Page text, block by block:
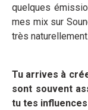
quelques
mes mix sur
très naturellement.
Tu arrives à
sont souvent
tu tes influences